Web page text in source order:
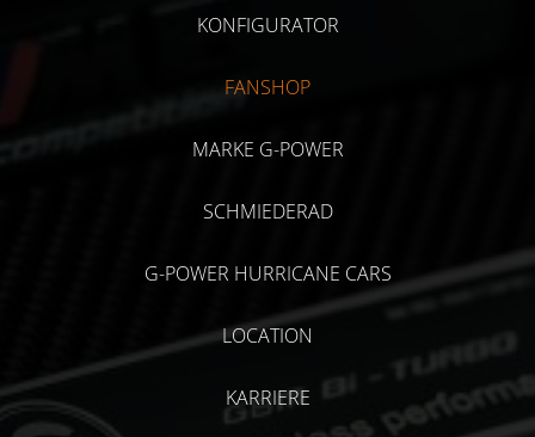
KONFIGURATOR
FANSHOP
MARKE G-POWER
SCHMIEDERAD
G-POWER HURRICANE CARS
LOCATION
KARRIERE